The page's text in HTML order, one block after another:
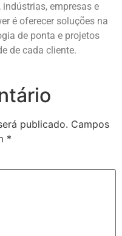
empresas e
é oferecer soluções na
de ponta e projetos
de cada cliente.
publicado. Campos
*